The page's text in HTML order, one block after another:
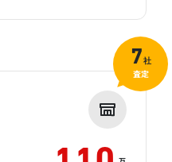
7社
査定